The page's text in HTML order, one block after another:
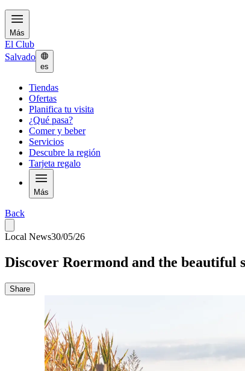
Más
El Club
Salvado
es
Tiendas
Ofertas
Planifica tu visita
¿Qué pasa?
Comer y beber
Servicios
Descubre la región
Tarjeta regalo
Más
Back
Local News30/05/26
Discover Roermond and the beautiful
Share